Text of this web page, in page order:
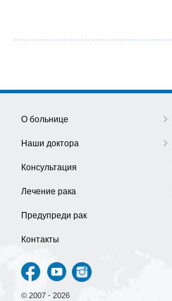
О больнице
Наши доктора
Консультация
Лечение рака
Предупреди рак
Контакты
© 2007 - 2026